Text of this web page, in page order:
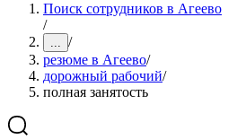
Поиск сотрудников в Агеево
/
... /
резюме в Агеево/
дорожный рабочий/
полная занятость